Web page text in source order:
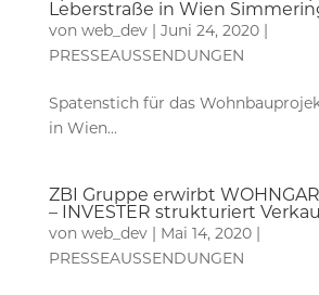
Leberstraße in Wien
von web_dev| Juni 24, 2020|
PRESSEAUSSENDUNGEN
Spatenstich für das
in Wien...
ZBI Gruppe erwirbt
– INVESTER strukturiert
von web_dev| Mai 14, 2020|
PRESSEAUSSENDUNGEN